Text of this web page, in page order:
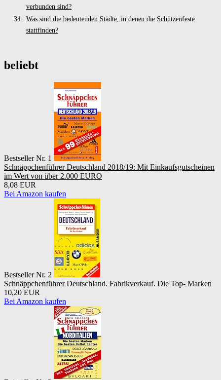
verbunden sind?
Was sind die bedeutenden Städte, in denen die Schützenfeste
stattfinden?
beliebt
Bestseller Nr. 1
Schnäppchenführer Deutschland 2018/19: Mit Einkaufsgutscheinen
im Wert von über 2.000 EURO
8,08 EUR
Bei Amazon kaufen
Bestseller Nr. 2
Schnäppchenführer Deutschland. Fabrikverkauf. Die Top- Marken
10,20 EUR
Bei Amazon kaufen